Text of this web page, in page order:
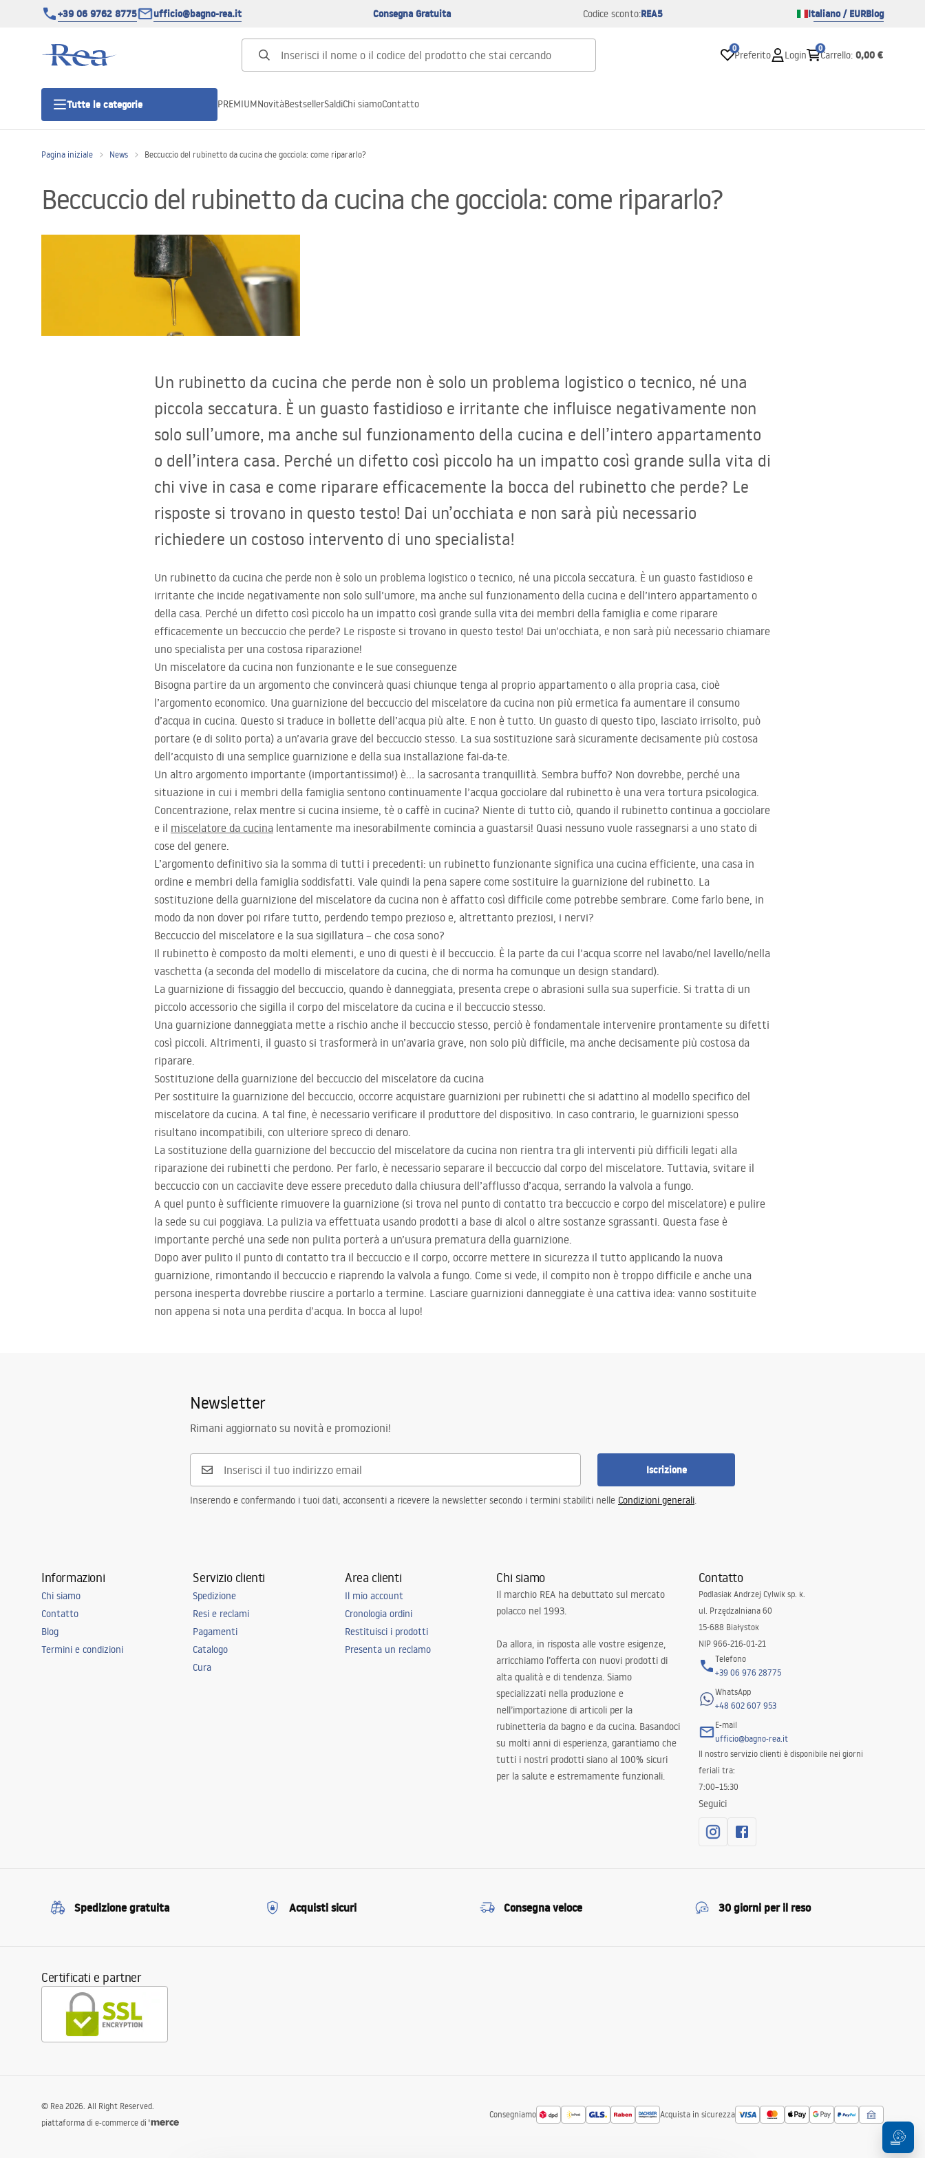
+39 06 9762 8775 ufficio@bagno-rea.it Consegna Gratuita Codice sconto:REA5 Italiano / EURBlog
0
Preferito Login
0
Carrello: 0,00 €
Tutte le categorie
Porte doccia
Piatti doccia da bagno
Vasche da bagno e schermi vasca
Rubinetti da bagno
PREMIUMNovitàBestsellerSaldiChi siamoContatto
Pagina iniziale News Beccuccio del rubinetto da cucina che gocciola: come ripararlo?
Beccuccio del rubinetto da cucina che gocciola: come ripararlo?
Un rubinetto da cucina che perde non è solo un problema logistico o tecnico, né una
piccola seccatura. È un guasto fastidioso e irritante che influisce negativamente non
solo sull’umore, ma anche sul funzionamento della cucina e dell’intero appartamento
o dell’intera casa. Perché un difetto così piccolo ha un impatto così grande sulla vita di
chi vive in casa e come riparare efficacemente la bocca del rubinetto che perde? Le
risposte si trovano in questo testo! Dai un’occhiata e non sarà più necessario
richiedere un costoso intervento di uno specialista!
Un rubinetto da cucina che perde non è solo un problema logistico o tecnico, né una piccola seccatura. È un guasto fastidioso e
irritante che incide negativamente non solo sull’umore, ma anche sul funzionamento della cucina e dell’intero appartamento o
della casa. Perché un difetto così piccolo ha un impatto così grande sulla vita dei membri della famiglia e come riparare
efficacemente un beccuccio che perde? Le risposte si trovano in questo testo! Dai un’occhiata, e non sarà più necessario chiamare
uno specialista per una costosa riparazione!
Un miscelatore da cucina non funzionante e le sue conseguenze
Bisogna partire da un argomento che convincerà quasi chiunque tenga al proprio appartamento o alla propria casa, cioè
l’argomento economico. Una guarnizione del beccuccio del miscelatore da cucina non più ermetica fa aumentare il consumo
d’acqua in cucina. Questo si traduce in bollette dell’acqua più alte. E non è tutto. Un guasto di questo tipo, lasciato irrisolto, può
portare (e di solito porta) a un’avaria grave del beccuccio stesso. La sua sostituzione sarà sicuramente decisamente più costosa
dell’acquisto di una semplice guarnizione e della sua installazione fai-da-te.
Un altro argomento importante (importantissimo!) è… la sacrosanta tranquillità. Sembra buffo? Non dovrebbe, perché una
situazione in cui i membri della famiglia sentono continuamente l’acqua gocciolare dal rubinetto è una vera tortura psicologica.
Concentrazione, relax mentre si cucina insieme, tè o caffè in cucina? Niente di tutto ciò, quando il rubinetto continua a gocciolare
e il miscelatore da cucina lentamente ma inesorabilmente comincia a guastarsi! Quasi nessuno vuole rassegnarsi a uno stato di
cose del genere.
L’argomento definitivo sia la somma di tutti i precedenti: un rubinetto funzionante significa una cucina efficiente, una casa in
ordine e membri della famiglia soddisfatti. Vale quindi la pena sapere come sostituire la guarnizione del rubinetto. La
sostituzione della guarnizione del miscelatore da cucina non è affatto così difficile come potrebbe sembrare. Come farlo bene, in
modo da non dover poi rifare tutto, perdendo tempo prezioso e, altrettanto preziosi, i nervi?
Beccuccio del miscelatore e la sua sigillatura – che cosa sono?
Il rubinetto è composto da molti elementi, e uno di questi è il beccuccio. È la parte da cui l’acqua scorre nel lavabo/nel lavello/nella
vaschetta (a seconda del modello di miscelatore da cucina, che di norma ha comunque un design standard).
La guarnizione di fissaggio del beccuccio, quando è danneggiata, presenta crepe o abrasioni sulla sua superficie. Si tratta di un
piccolo accessorio che sigilla il corpo del miscelatore da cucina e il beccuccio stesso.
Una guarnizione danneggiata mette a rischio anche il beccuccio stesso, perciò è fondamentale intervenire prontamente su difetti
così piccoli. Altrimenti, il guasto si trasformerà in un’avaria grave, non solo più difficile, ma anche decisamente più costosa da
riparare.
Sostituzione della guarnizione del beccuccio del miscelatore da cucina
Per sostituire la guarnizione del beccuccio, occorre acquistare guarnizioni per rubinetti che si adattino al modello specifico del
miscelatore da cucina. A tal fine, è necessario verificare il produttore del dispositivo. In caso contrario, le guarnizioni spesso
risultano incompatibili, con ulteriore spreco di denaro.
La sostituzione della guarnizione del beccuccio del miscelatore da cucina non rientra tra gli interventi più difficili legati alla
riparazione dei rubinetti che perdono. Per farlo, è necessario separare il beccuccio dal corpo del miscelatore. Tuttavia, svitare il
beccuccio con un cacciavite deve essere preceduto dalla chiusura dell’afflusso d’acqua, serrando la valvola a fungo.
A quel punto è sufficiente rimuovere la guarnizione (si trova nel punto di contatto tra beccuccio e corpo del miscelatore) e pulire
la sede su cui poggiava. La pulizia va effettuata usando prodotti a base di alcol o altre sostanze sgrassanti. Questa fase è
importante perché una sede non pulita porterà a un’usura prematura della guarnizione.
Dopo aver pulito il punto di contatto tra il beccuccio e il corpo, occorre mettere in sicurezza il tutto applicando la nuova
guarnizione, rimontando il beccuccio e riaprendo la valvola a fungo. Come si vede, il compito non è troppo difficile e anche una
persona inesperta dovrebbe riuscire a portarlo a termine. Lasciare guarnizioni danneggiate è una cattiva idea: vanno sostituite
non appena si nota una perdita d’acqua. In bocca al lupo!
Newsletter
Rimani aggiornato su novità e promozioni!
Iscrizione
Inserendo e confermando i tuoi dati, acconsenti a ricevere la newsletter secondo i termini stabiliti nelle Condizioni generali.
Informazioni
Chi siamo
Contatto
Blog
Termini e condizioni
Servizio clienti
Spedizione
Resi e reclami
Pagamenti
Catalogo
Cura
Area clienti
Il mio account
Cronologia ordini
Restituisci i prodotti
Presenta un reclamo
Chi siamo
Il marchio REA ha debuttato sul mercato
polacco nel 1993.
Da allora, in risposta alle vostre esigenze,
arricchiamo l’offerta con nuovi prodotti di
alta qualità e di tendenza. Siamo
specializzati nella produzione e
nell’importazione di articoli per la
rubinetteria da bagno e da cucina. Basandoci
su molti anni di esperienza, garantiamo che
tutti i nostri prodotti siano al 100% sicuri
per la salute e estremamente funzionali.
Contatto
Podlasiak Andrzej Cylwik sp. k.
ul. Przędzalniana 60
15-688 Białystok
NIP 966-216-01-21
Telefono
+39 06 976 28775
WhatsApp
+48 602 607 953
E-mail
ufficio@bagno-rea.it
Il nostro servizio clienti è disponibile nei giorni
feriali tra:
7:00–15:30
Seguici
Spedizione gratuita Acquisti sicuri Consegna veloce 30 giorni per il reso
Certificati e partner
Consegniamo Acquista in sicurezza
© Rea 2026. All Right Reserved.
piattaforma di e-commerce di